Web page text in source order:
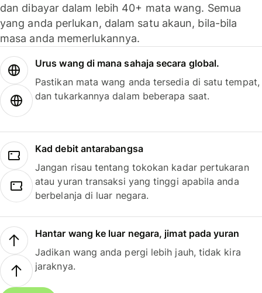
dan dibayar dalam lebih 40+ mata wang. Semua
yang anda perlukan, dalam satu akaun, bila-bila
masa anda memerlukannya.
Urus wang di mana sahaja secara global.
Pastikan mata wang anda tersedia di satu tempat,
dan tukarkannya dalam beberapa saat.
Kad debit antarabangsa
Jangan risau tentang tokokan kadar pertukaran
atau yuran transaksi yang tinggi apabila anda
berbelanja di luar negara.
Hantar wang ke luar negara, jimat pada yuran
Jadikan wang anda pergi lebih jauh, tidak kira
jaraknya.